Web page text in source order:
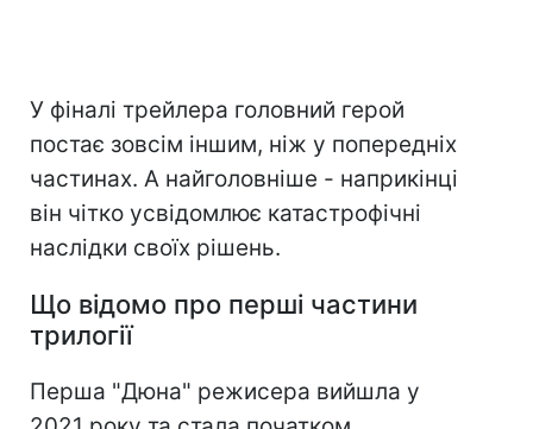
У фіналі трейлера головний герой
постає зовсім іншим, ніж у попередніх
частинах. А найголовніше - наприкінці
він чітко усвідомлює катастрофічні
наслідки своїх рішень.
Що відомо про перші частини
трилогії
Перша "Дюна" режисера вийшла у